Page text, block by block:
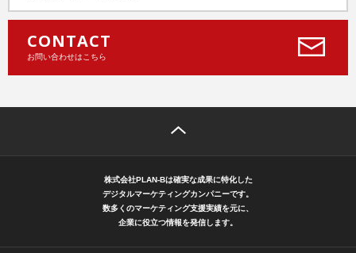
CONTACT
お問い合わせはこちら
株式会社PLAN-Bは確実な成果に特化した
デジタルマーケティングカンパニーです。
数多くのマーケティング支援実績を元に、
企業に役立つ情報を発信します。